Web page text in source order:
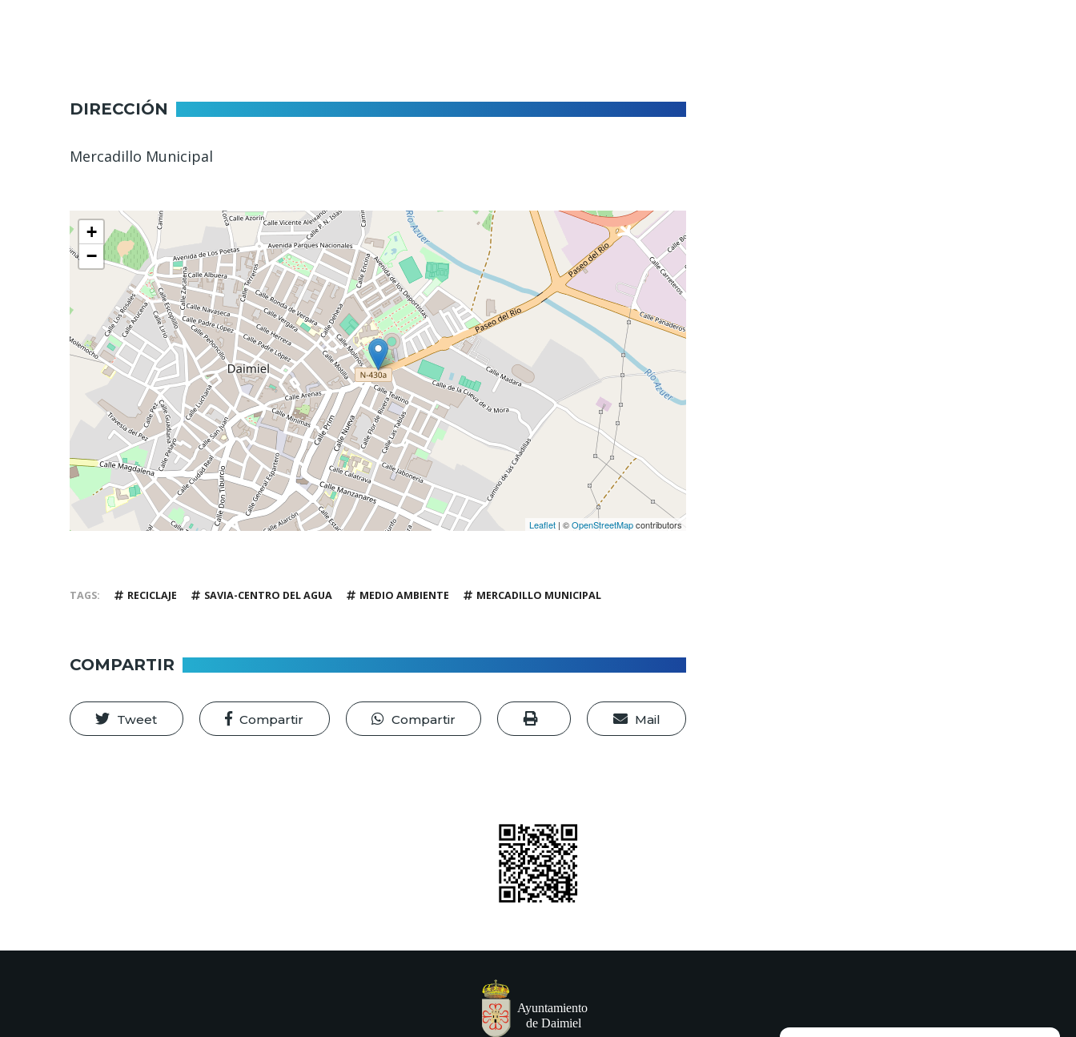
DIRECCIÓN
Mercadillo Municipal
+
−
Leaflet | ©OpenStreetMapcontributors
TAGS RECICLAJE SAVIA-CENTRO DEL AGUA MEDIO AMBIENTE MERCADILLO MUNICIPAL
COMPARTIR
Tweet Compartir Compartir Mail